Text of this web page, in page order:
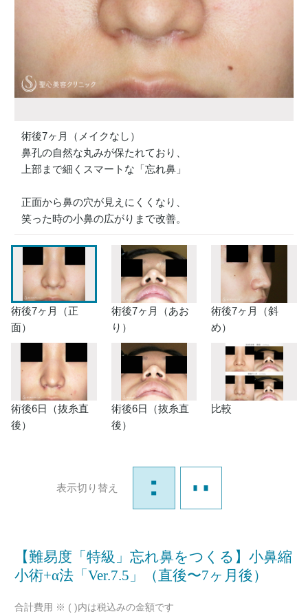
術後7ヶ月（メイクなし）
鼻孔の自然な丸みが保たれており、
上部まで細くスマートな「忘れ鼻」
正面から鼻の穴が見えにくくなり、
笑った時の小鼻の広がりまで改善。
術後7ヶ月（正
面）
術後7ヶ月（あお
り）
術後7ヶ月（斜
め）
術後6日（抜糸直
後）
術後6日（抜糸直
後）
比較
表示切り替え
【難易度「特級」忘れ鼻をつくる】小鼻縮
小術+α法「Ver.7.5」（直後〜7ヶ月後）
合計費用 ※ ( )内は税込みの金額です